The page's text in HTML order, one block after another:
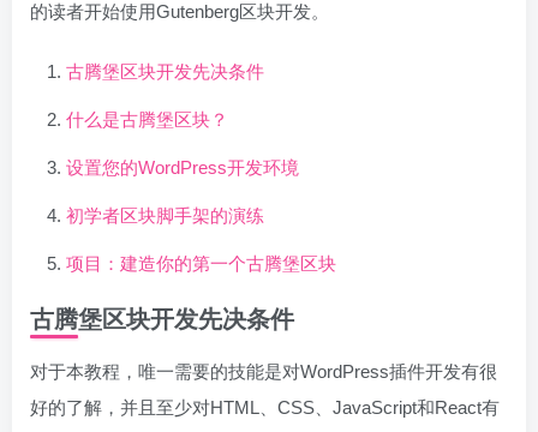
的读者开始使用Gutenberg区块开发。
古腾堡区块开发先决条件
什么是古腾堡区块？
设置您的WordPress开发环境
初学者区块脚手架的演练
项目：建造你的第一个古腾堡区块
古腾堡区块开发先决条件
对于本教程，唯一需要的技能是对WordPress插件开发有很
好的了解，并且至少对HTML、CSS、JavaScript和React有